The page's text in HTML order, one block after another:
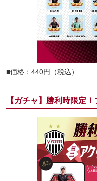
■価格：440円（税込）
【ガチャ】勝利時限定